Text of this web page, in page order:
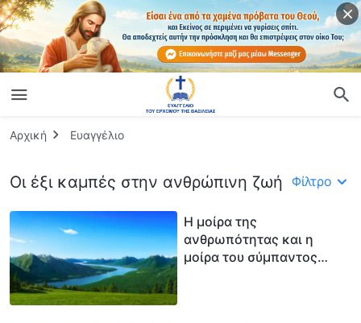
Αρχική Ευαγγέλιο
Οι έξι καμπές στην ανθρώπινη ζωή Φίλτρο
Η μοίρα της
ανθρωπότητας και η
μοίρα του σύμπαντος